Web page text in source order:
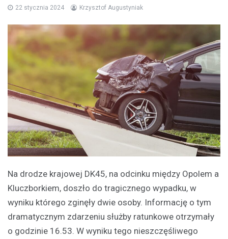
22 stycznia 2024 Krzysztof Augustyniak
Na drodze krajowej DK45, na odcinku między Opolem a
Kluczborkiem, doszło do tragicznego wypadku, w
wyniku którego zginęły dwie osoby. Informację o tym
dramatycznym zdarzeniu służby ratunkowe otrzymały
o godzinie 16.53. W wyniku tego nieszczęśliwego